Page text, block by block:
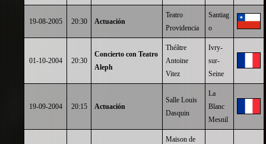
19-08-2005 20:30 Actuación
Teatro
Providencia
Santiag
o
01-10-2004 20:30
Concierto con Teatro
Aleph
Théâtre
Antoine
Vitez
Ivry-
sur-
Seine
19-09-2004 20:15 Actuación
Salle Louis
Dasquin
La
Blanc
Mesnil
Maison de